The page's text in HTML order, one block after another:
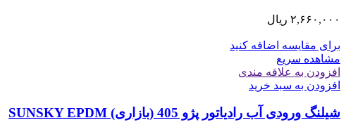
۲,۶۶۰,۰۰۰ ریال
برای مقایسه اضافه کنید
مشاهده سریع
افزودن به علاقه مندی
افزودن به سبد خرید
شیلنگ ورودی آب رادیاتور پژو 405 (بازاری) SUNSKY EPDM